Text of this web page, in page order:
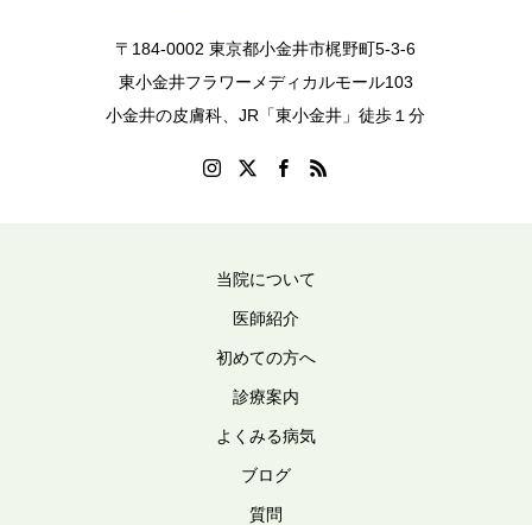
〒184-0002 東京都小金井市梶野町5-3-6
東小金井フラワーメディカルモール103
小金井の皮膚科、JR「東小金井」徒歩１分
当院について
医師紹介
初めての方へ
診療案内
よくみる病気
ブログ
質問